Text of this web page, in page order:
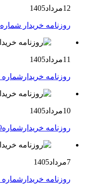
12مرداد1405
روزنامه خریدار شماره2201
11مرداد1405
روزنامه خریدارشماره 2200
10مرداد1405
روزنامه خریدارشماره2199
7مرداد1405
روزنامه خریدارشماره 2198